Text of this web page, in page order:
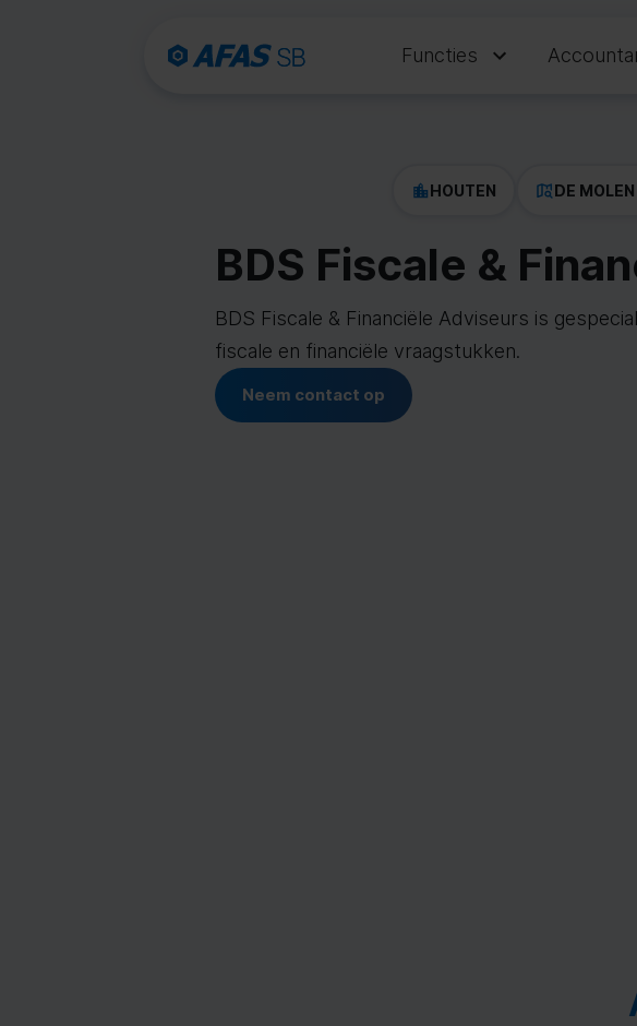
Functies
HOUTEN DE
BDS Fiscale &
BDS Fiscale & Financiële Adviseurs is
fiscale en financiële vraagstukken.
Neem contact op